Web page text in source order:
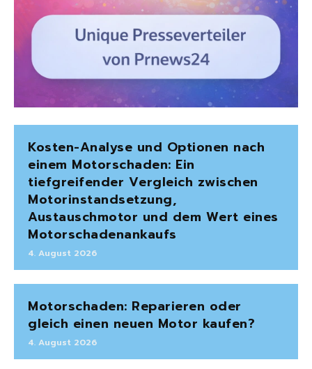
Kosten-Analyse und Optionen nach
einem Motorschaden: Ein
tiefgreifender Vergleich zwischen
Motorinstandsetzung,
Austauschmotor und dem Wert eines
Motorschadenankaufs
4. August 2026
Motorschaden: Reparieren oder
gleich einen neuen Motor kaufen?
4. August 2026